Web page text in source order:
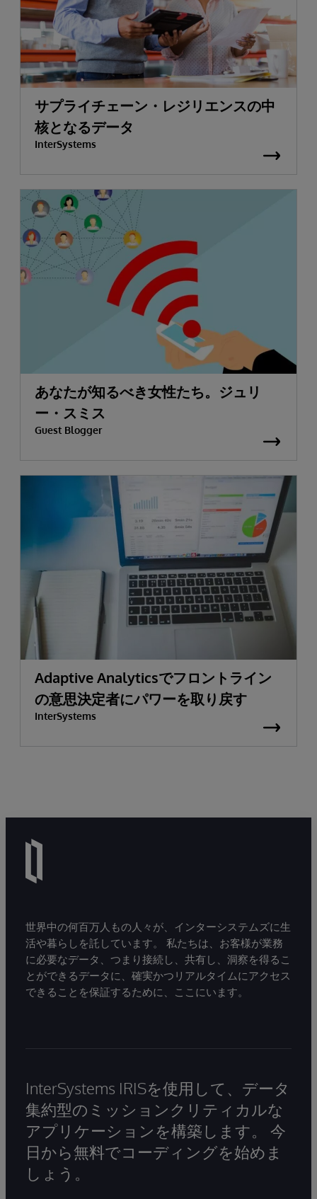
サプライチェーン・レジリエンスの中
核となるデータ
InterSystems
あなたが知るべき女性たち。ジュリ
ー・スミス
Guest Blogger
Adaptive Analyticsでフロントライン
の意思決定者にパワーを取り戻す
InterSystems
世界中の何百万人もの人々が、インターシステムズに生
活や暮らしを託しています。 私たちは、お客様が業務
に必要なデータ、つまり接続し、共有し、洞察を得るこ
とができるデータに、確実かつリアルタイムにアクセス
できることを保証するために、ここにいます。
InterSystems IRISを使用して、データ
集約型のミッションクリティカルな
アプリケーションを構築します。 今
日から無料でコーディングを始めま
しょう。